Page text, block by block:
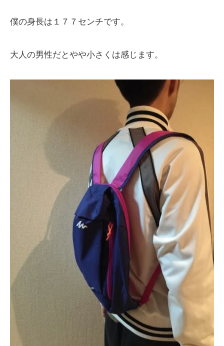
僕の身長は１７７センチです。
大人の男性だとやや小さくは感じます。